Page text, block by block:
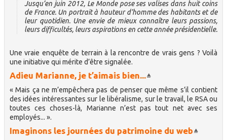
Jusqu’en juin 2012, Le Monde pose ses valises dans huit coins
de France. Un portrait à hauteur d’homme des habitants et de
leur quotidien. Une envie de mieux connaître leurs passions,
leurs difficultés, leurs aspirations en cette année présidentielle.
Une vraie enquête de terrain à la rencontre de vrais gens ? Voilà
une initiative qui mérite d’être signalée.
Adieu Marianne, je t’aimais bien...
« Mais ça ne m’empêchera pas de penser que même s’il contient
des idées intéressantes sur le libéralisme, sur le travail, le RSA ou
toutes ces choses-là, Marianne n’est pas tout net avec ses
employés... ».
Imaginons les journées du patrimoine du web